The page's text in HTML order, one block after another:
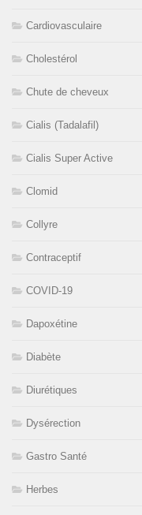
Cardiovasculaire
Cholestérol
Chute de cheveux
Cialis (Tadalafil)
Cialis Super Active
Clomid
Collyre
Contraceptif
COVID-19
Dapoxétine
Diabète
Diurétiques
Dysérection
Gastro Santé
Herbes